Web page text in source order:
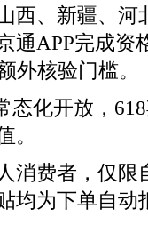
西、新疆、河
通APP完成资
外核验门槛。
态化开放，
。
消费者，仅
均为下单自动